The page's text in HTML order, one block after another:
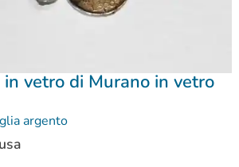
in vetro di Murano in vetro
argento